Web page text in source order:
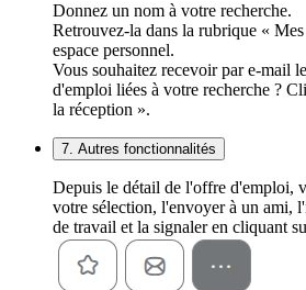
Donnez un nom à votre recherche.
Retrouvez-la dans la rubrique «
espace personnel.
Vous souhaitez recevoir par e-mail
d'emploi liées à votre recherche ?
la réception ».
7. Autres fonctionnalités
Depuis le détail de l'offre d'emploi,
votre sélection, l'envoyer à un ami,
de travail et la signaler en cliquant